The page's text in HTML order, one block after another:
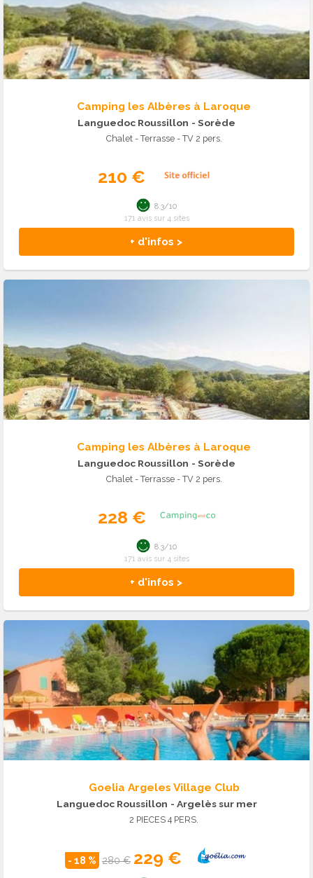
Camping les Albères à Laroque
Languedoc Roussillon - Sorède
Chalet - Terrasse - TV 2 pers.
210 €
+ d'infos >
8.3/10
171 avis sur 4 sites
Camping les Albères à Laroque
Languedoc Roussillon - Sorède
Chalet - Terrasse - TV 2 pers.
228 €
+ d'infos >
8.3/10
171 avis sur 4 sites
Goelia Argeles Village Club
Languedoc Roussillon - Argelès sur mer
2 PIECES 4 PERS.
- 18 % 280 € 229 €